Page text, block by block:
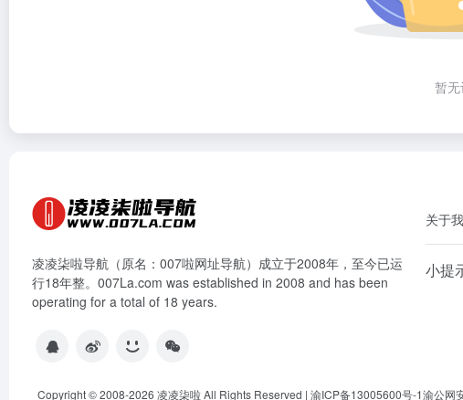
暂
凌凌柒啦导航（原名：007啦网址导航）成立于2008年，至今已运
行18年整。007La.com was established in 2008 and has been
operating for a total of 18 years.
关于
小提
Copyright © 2008-2026 凌凌柒啦 All Rights Reserved | 渝ICP备13005600号-1渝公网